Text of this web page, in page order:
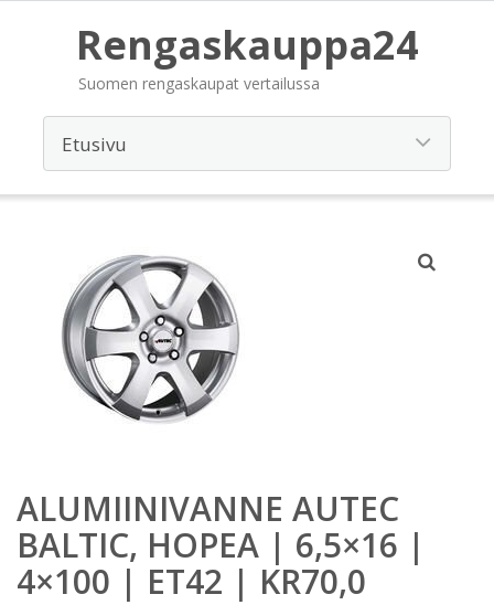
Rengaskauppa24
Suomen rengaskaupat vertailussa
ALUMIINIVANNE AUTEC
BALTIC, HOPEA | 6,5×16 |
4×100 | ET42 | KR70,0